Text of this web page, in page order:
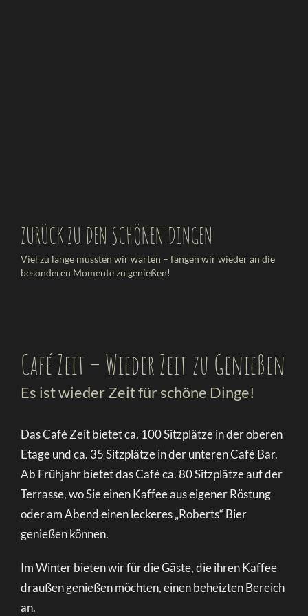
ZURÜCK ZU DEN SCHÖNEN DINGEN
Viel zu lange mussten wir warten – fangen wir wieder an die
besonderen Momente zu genießen!
Café Zeit – Wieder Zeit zu Genießen
Es ist wieder Zeit für schöne Dinge!
Das Café Zeit bietet ca. 100 Sitzplätze in der oberen
Etage und ca. 35 Sitzplätze in der unteren Café Bar.
Ab Frühjahr bietet das Café ca. 80 Sitzplätze auf der
Terrasse, wo Sie einen Kaffee aus eigener Röstung
oder am Abend einen leckeres „Roberts“ Bier
genießen können.
Im Winter bieten wir für die Gäste, die ihren Kaffee
draußen genießen möchten, einen beheizten Bereich
an.